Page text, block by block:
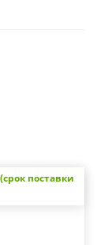
поставки